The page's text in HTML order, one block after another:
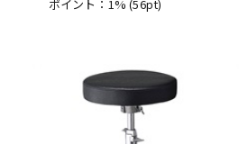
ポイント：1%(56pt)